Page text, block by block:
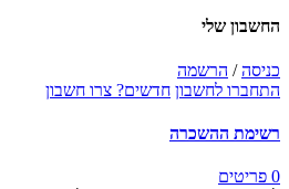
החשבון שלי
כניסה/ הרשמה
התחברו לחשבון חדשים? צרו חשבון
רשימת ההשכרה
0 פריטים